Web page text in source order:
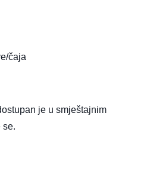
čaja
je u smještajnim
se.